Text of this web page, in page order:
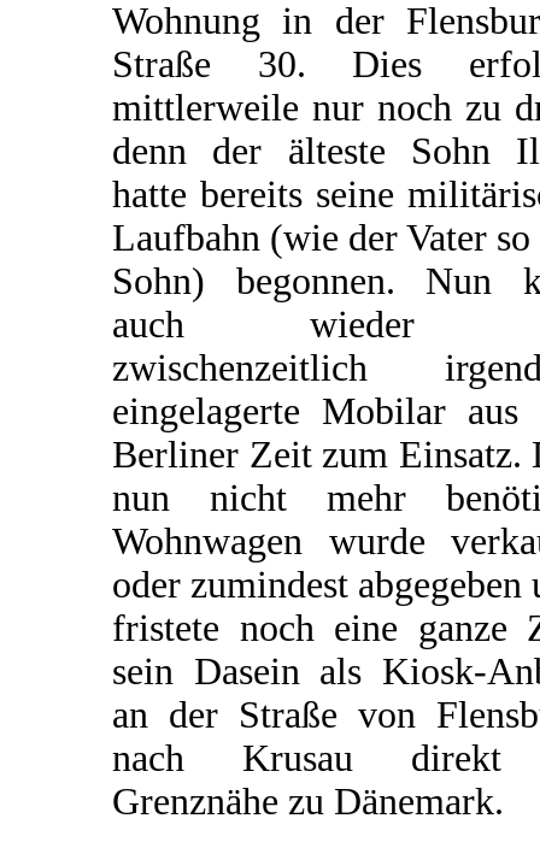
Wohnung in der
Straße 30. Dies
mittlerweile nur noch zu
denn der älteste Sohn
hatte bereits seine
Laufbahn (wie der Vater so
Sohn) begonnen. Nun
auch wieder
zwischenzeitlich
eingelagerte Mobilar aus
Berliner Zeit zum Einsatz.
nun nicht mehr
Wohnwagen wurde
oder zumindest abgegeben
fristete noch eine ganze
sein Dasein als Kiosk-
an der Straße von
nach Krusau
Grenznähe zu Dänemark.